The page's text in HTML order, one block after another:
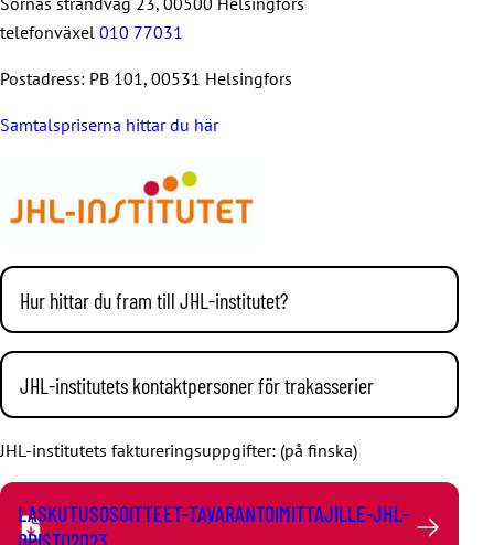
telefonväxel 010 77031
Postadress: PB 101, 00531 Helsingfors
Samtalspriserna hittar du här
Hur hittar du fram till JHL-institutet?
Du kan enkelt ta dig till JHL-institutet med kollektiva
färdmedel från Helsingfors centrum. Institutet finns på
adressen Sörnäs strandväg 23 i Helsingfors.
JHL-institutets kontaktpersoner för trakasserier
trevlig inlärningsmiljö för alla. Vi ingriper i alla sorters
trakasserier och ofredande. Institutet har två
kontaktpersoner för trakasserier. Kursdeltagare kan få stöd
JHL-institutets faktureringsuppgifter: (på finska)
LASKUTUSOSOITTEET-TAVARANTOIMITTAJILLE-JHL-